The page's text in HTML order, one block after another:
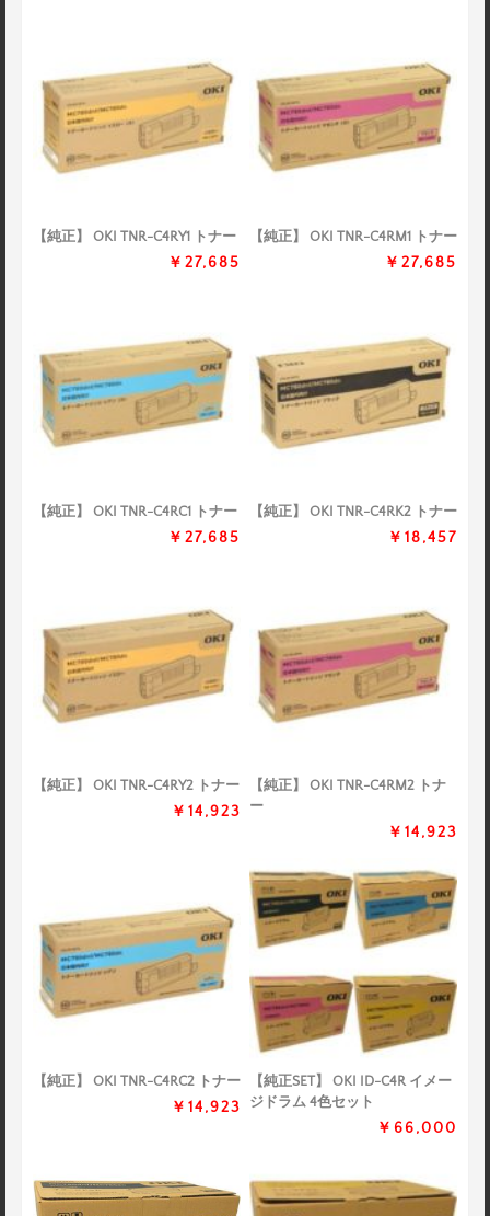
【純正】 OKI TNR-C4RY1 トナー
￥27,685
【純正】 OKI TNR-C4RM1 トナー
￥27,685
【純正】 OKI TNR-C4RC1 トナー
￥27,685
【純正】 OKI TNR-C4RK2 トナー
￥18,457
【純正】 OKI TNR-C4RY2 トナー
￥14,923
【純正】 OKI TNR-C4RM2 トナ
ー
￥14,923
【純正】 OKI TNR-C4RC2 トナー
￥14,923
【純正SET】 OKI ID-C4R イメー
ジドラム 4色セット
￥66,000